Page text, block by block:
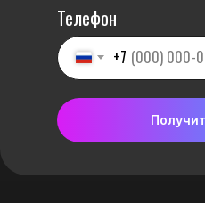
Телефон
+7